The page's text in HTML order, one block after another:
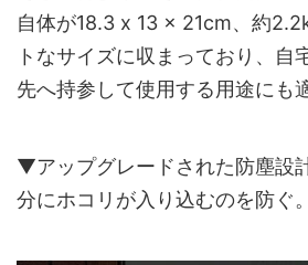
自体が18.3 x 13 x 21cm、約
トなサイズに収まっており、自
先へ持参して使用する用途にも
▼アップグレードされた防塵設
分にホコリが入り込むのを防ぐ。